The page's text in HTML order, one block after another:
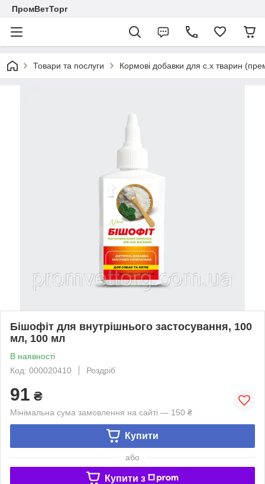
ПромВетТорг
Товари та послуги Кормові добавки для с.х тварин
Бішофіт для внутрішнього застосування, 100
мл, 100 мл
В наявності
Код: 000020410
Роздріб
91 ₴
Мінімальна сума замовлення на сайті — 150 ₴
Купити
або
Купити з